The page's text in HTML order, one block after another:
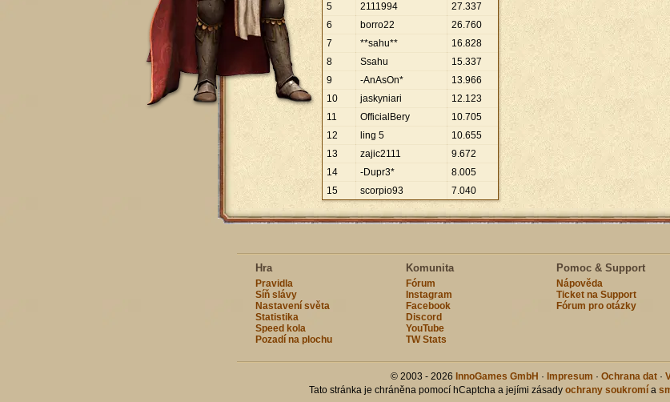
5
2111994 27.337
6
borro22 26.760
7
**sahu** 16.828
8
Ssahu 15.337
9
-AnAsOn* 13.966
10
jaskyniari 12.123
11
OfficialBery 10.705
12
ling 5 10.655
13
zajic2111 9.672
14
-Dupr3* 8.005
15
scorpio93 7.040
Hra
Pravidla
Síň slávy
Nastavení světa
Statistika
Speed kola
Pozadí na plochu
Komunita
Fórum
Instagram
Facebook
Discord
YouTube
TW Stats
Pomoc & Support
Nápověda
Ticket na Support
Fórum pro otázky
© 2003 - 2026 InnoGames GmbH · Impresum · Ochrana dat ·
Tato stránka je chráněna pomocí hCaptcha a jejími zásady ochrany soukromí a